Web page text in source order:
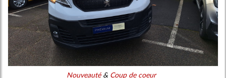
Nouveauté& Coup de coeur